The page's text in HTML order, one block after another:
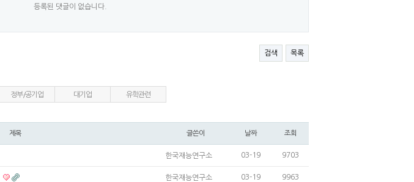
등록된 댓글이 없습니다.
검색 목록
정부/공기업 대기업 유학관련
제목 글쓴이 날짜 조회
한국재능연구소 03-19 9703
한국재능연구소 03-19 9963